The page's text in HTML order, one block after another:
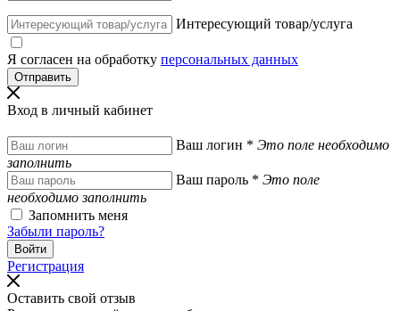
Интересующий товар/услуга
Я согласен на обработку персональных данных
Вход в личный кабинет
Ваш логин * Это поле необходимо
заполнить
Ваш пароль * Это поле
необходимо заполнить
Запомнить меня
Забыли пароль?
Регистрация
Оставить свой отзыв